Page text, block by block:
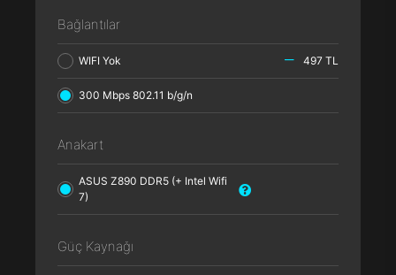
Bağlantılar
WIFI Yok 497 TL
300 Mbps 802.11 b/g/n
Anakart
ASUS Z890 DDR5 (+ Intel Wifi
7)
Güç Kaynağı